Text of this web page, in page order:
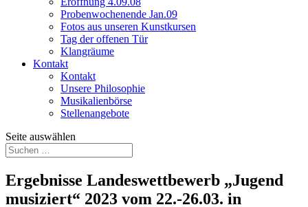
Probenwochenende Jan.09
Fotos aus unseren Kunstkursen
Tag der offenen Tür
Klangräume
Kontakt
Kontakt
Unsere Philosophie
Musikalienbörse
Stellenangebote
Seite auswählen
Ergebnisse Landeswettbewerb „Jugend
musiziert“ 2023 vom 22.-26.03. in